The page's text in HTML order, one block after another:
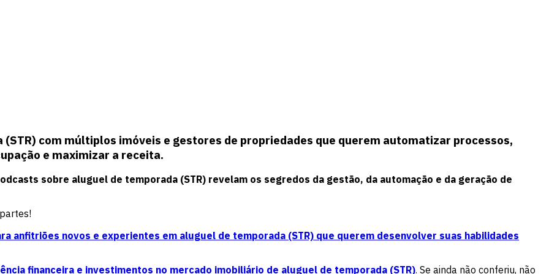
com múltiplos imóveis e gestores de propriedades que querem automatizar processos,
e maximizar a receita.
sobre aluguel de temporada (STR) revelam os segredos da gestão, da automação e da geração de
anfitriões novos e experientes em aluguel de temporada (STR) que querem desenvolver suas habilidades
financeira e investimentos no mercado imobiliário de aluguel de temporada (STR). Se ainda não conferiu, não